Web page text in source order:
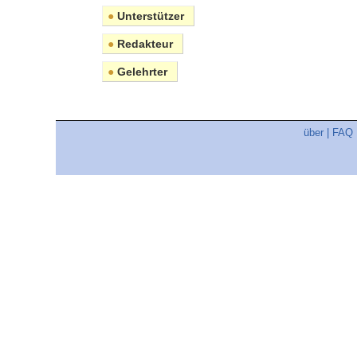
● Unterstützer
● Redakteur
● Gelehrter
über FAQ